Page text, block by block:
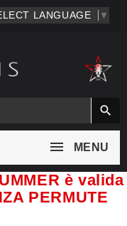
▼

MENU
è valida
PERMUTE